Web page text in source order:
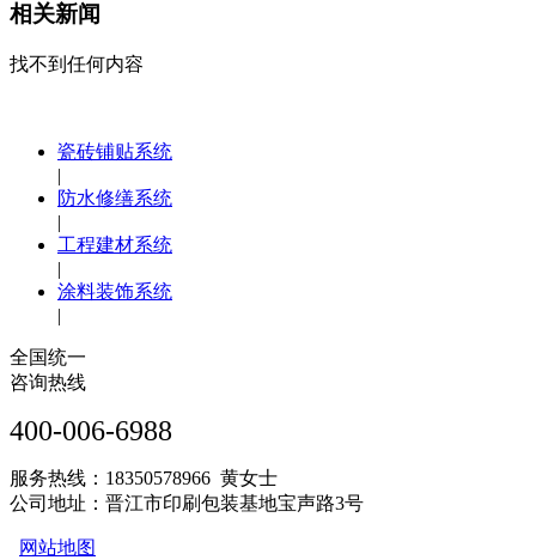
相关新闻
找不到任何内容
瓷砖铺贴系统
|
防水修缮系统
|
工程建材系统
|
涂料装饰系统
|
全国统一
咨询热线
400-006-6988
服务热线：18350578966 黄女士
公司地址：晋江市印刷包装基地宝声路3号
网站地图